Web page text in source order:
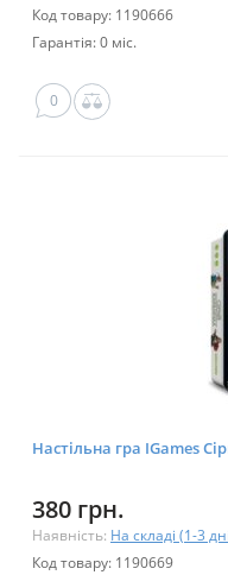
Код товару: 1190666
Гарантія: 0 міс.
0
Настільна гра IGames
380 грн.
Наявність: На складі (1-3
Код товару: 1190669